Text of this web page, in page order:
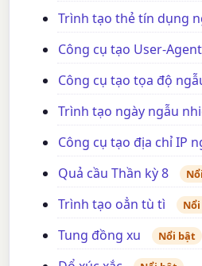
Trình tạo thẻ tín dụng
Công cụ tạo User-
Công cụ tạo tọa độ
Trình tạo ngày ngẫu
Công cụ tạo địa chỉ IP
Quả cầu Thần kỳ 8
Trình tạo oẳn tù tì
Tung đồng xu Nổi bật